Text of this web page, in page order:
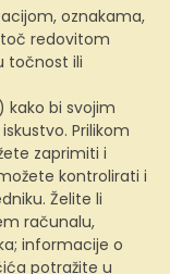
oznakama,
redovitom
točnost ili
kako bi svojim
Prilikom
zaprimiti i
kontrolirati i
Želite li
računalu,
informacije o
potražite u